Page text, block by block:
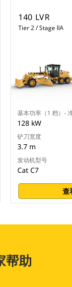
140 LVR
Tier 2 / Stage IIA
基本功率（1 档）-
128 kW
铲刀宽度
3.7 m
发动机型号
Cat C7
查
帮助